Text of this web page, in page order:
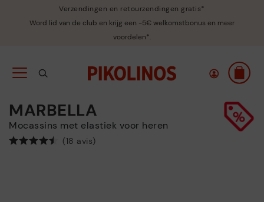
Verzendingen en retourzendingen gratis*
Word lid van de club en krijg een -5€ welkomstbonus en meer
voordelen*.
MARBELLA
Mocassins met elastiek voor heren
(18 avis)